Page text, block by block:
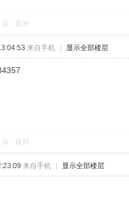
反对
来自手机 显示全部楼层
反对
来自手机 显示全部楼层